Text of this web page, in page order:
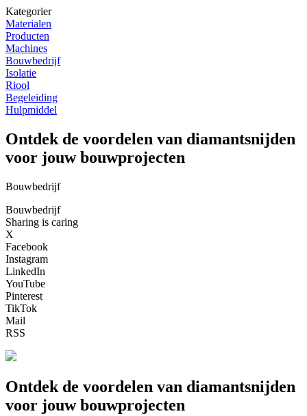
Kategorier
Materialen
Producten
Machines
Bouwbedrijf
Isolatie
Riool
Begeleiding
Hulpmiddel
Ontdek de voordelen van diamantsnijden
voor jouw bouwprojecten
Bouwbedrijf
Bouwbedrijf
Sharing is caring
X
Facebook
Instagram
LinkedIn
YouTube
Pinterest
TikTok
Mail
RSS
Ontdek de voordelen van diamantsnijden
voor jouw bouwprojecten